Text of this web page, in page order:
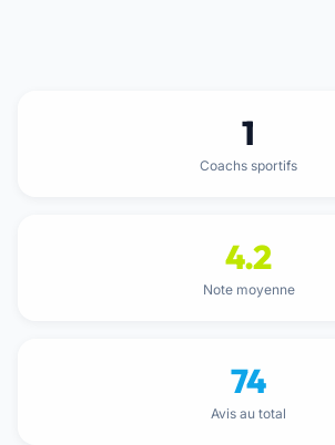
1
Coachs sportifs
4.2
Note moyenne
74
Avis au total